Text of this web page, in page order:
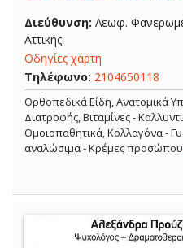
Διεύθυνση: Λεωφ.
Αττικής
Οδηγίες χάρτη
Τηλέφωνο: 2104650118
Ορθοπεδικά Είδη, Ανατομικά
Διατροφής, Βιταμίνες -
Ομοιοπαθητικά, Κολλαγόνα -
αναλώσιμα - Κρέμες προσώπου